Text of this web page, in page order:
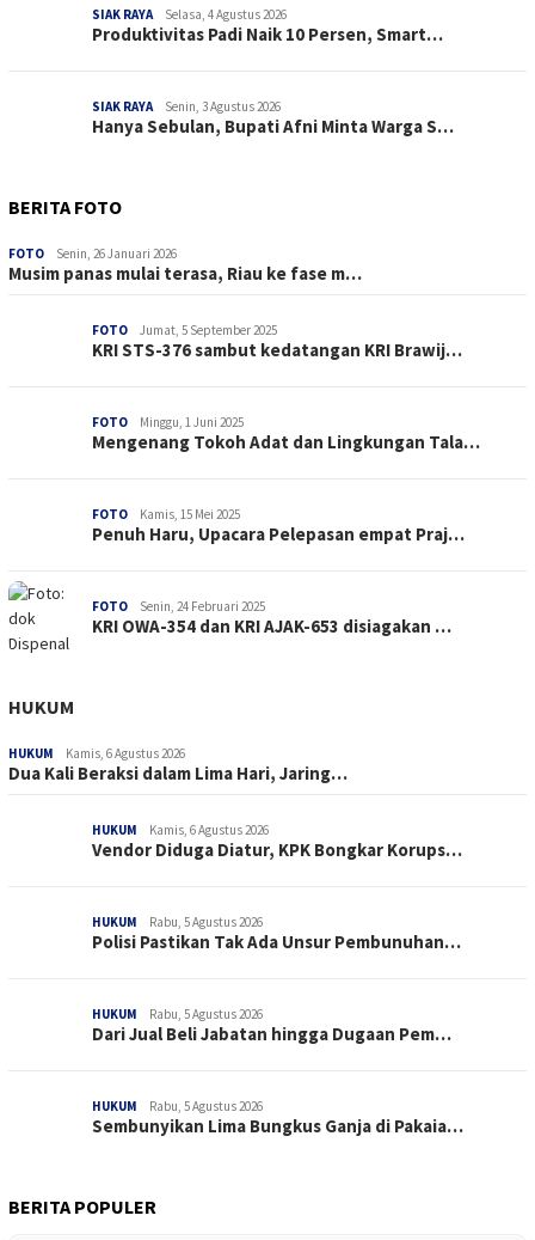
SIAK RAYA Selasa, 4 Agustus 2026
Produktivitas Padi Naik 10 Persen, Smart…
SIAK RAYA Senin, 3 Agustus 2026
Hanya Sebulan, Bupati Afni Minta Warga S…
BERITA FOTO
FOTO Senin, 26 Januari 2026
Musim panas mulai terasa, Riau ke fase m…
FOTO Jumat, 5 September 2025
KRI STS-376 sambut kedatangan KRI Brawij…
FOTO Minggu, 1 Juni 2025
Mengenang Tokoh Adat dan Lingkungan Tala…
FOTO Kamis, 15 Mei 2025
Penuh Haru, Upacara Pelepasan empat Praj…
FOTO Senin, 24 Februari 2025
KRI OWA-354 dan KRI AJAK-653 disiagakan …
HUKUM
HUKUM Kamis, 6 Agustus 2026
Dua Kali Beraksi dalam Lima Hari, Jaring…
HUKUM Kamis, 6 Agustus 2026
Vendor Diduga Diatur, KPK Bongkar Korups…
HUKUM Rabu, 5 Agustus 2026
Polisi Pastikan Tak Ada Unsur Pembunuhan…
HUKUM Rabu, 5 Agustus 2026
Dari Jual Beli Jabatan hingga Dugaan Pem…
HUKUM Rabu, 5 Agustus 2026
Sembunyikan Lima Bungkus Ganja di Pakaia…
BERITA POPULER